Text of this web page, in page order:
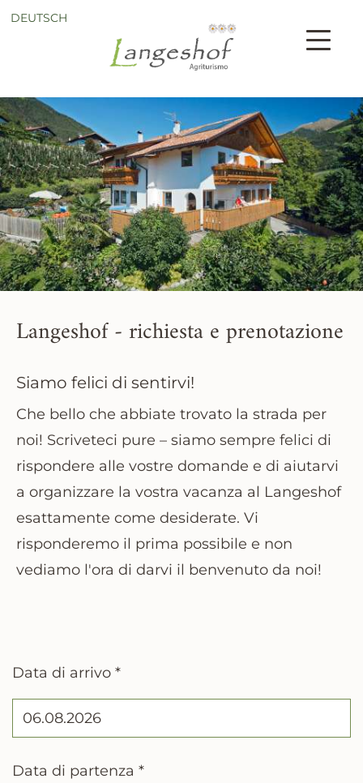
DEUTSCH
Langeshof - richiesta e prenotazione
Siamo felici di sentirvi!
Che bello che abbiate trovato la strada per
noi! Scriveteci pure – siamo sempre felici di
rispondere alle vostre domande e di aiutarvi
a organizzare la vostra vacanza al Langeshof
esattamente come desiderate. Vi
risponderemo il prima possibile e non
vediamo l'ora di darvi il benvenuto da noi!
Data di arrivo *
Data di partenza *